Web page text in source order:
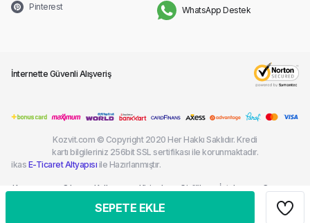
SEPETE EKLE
Pinterest WhatsApp Destek
İnternette Güvenli Alışveriş
Kozvit.com © Copyright 2020 Her Hakkı Saklıdır. Kredi
kartı bilgileriniz 256bit SSL sertifikası ile korunmaktadır.
ikas E-Ticaret Altyapısı ile Hazırlanmıştır.
Kargom
Sık
Kullanım
Kişisel
Korunması
Gizlilik
İptal ve
Çerez
Politikası